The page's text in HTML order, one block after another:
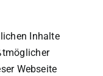
Inhalte
Webseite